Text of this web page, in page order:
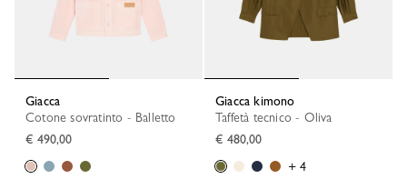
Giacca
Cotone sovratinto - Balletto
€ 490,00
Giacca kimono
Taffetà tecnico - Oliva
€ 480,00
+ 4